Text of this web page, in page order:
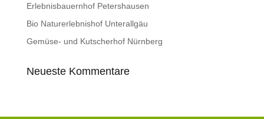
Erlebnisbauernhof Petershausen
Bio Naturerlebnishof Unterallgäu
Gemüse- und Kutscherhof Nürnberg
Neueste Kommentare